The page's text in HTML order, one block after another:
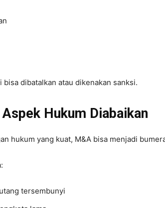
bisa dibatalkan atau dikenakan sanksi.
Hukum Diabaikan
hukum yang kuat, M&A bisa menjadi
tersembunyi